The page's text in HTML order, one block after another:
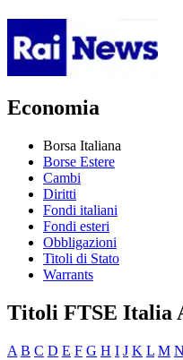
Economia
Borsa Italiana
Borse Estere
Cambi
Diritti
Fondi italiani
Fondi esteri
Obbligazioni
Titoli di Stato
Warrants
Titoli FTSE Italia
A B C D E F G H I J K L M N